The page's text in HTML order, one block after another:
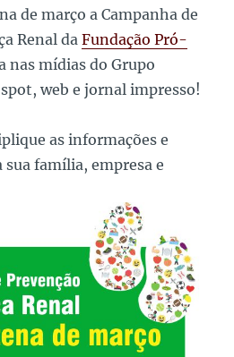
de março a Campanha de
Renal daFundação Pró-
nas mídias do Grupo
web e jornal impresso!
as informações e
sua família, empresa e